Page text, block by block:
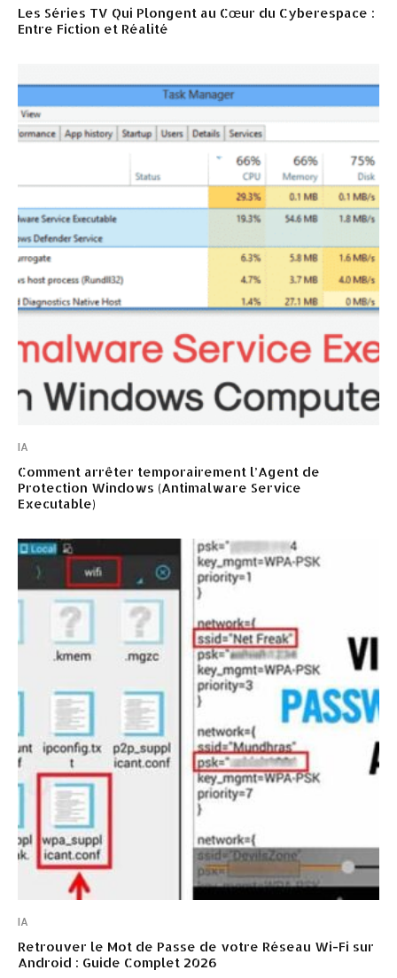
Les Séries TV Qui Plongent au Cœur du Cyberespace :
Entre Fiction et Réalité
IA
Comment arrêter temporairement l’Agent de
Protection Windows (Antimalware Service
Executable)
IA
Retrouver le Mot de Passe de votre Réseau Wi-Fi sur
Android : Guide Complet 2026